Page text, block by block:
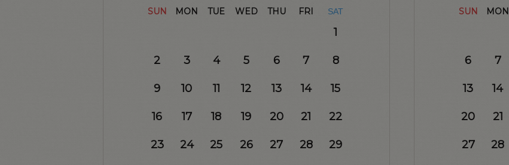
SUN MON TUE WED THU FRI SAT
1
2 3 4 5 6 7 8
9 10 11 12 13 14 15
16 17 18 19 20 21 22
23 24 25 26 27 28 29
SUN MON
6 7
13 14
20 21
27 28